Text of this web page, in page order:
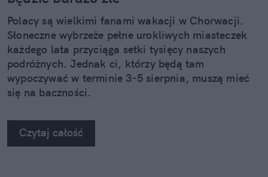
Polacy są wielkimi fanami wakacji w Chorwacji.
Słoneczne wybrzeże pełne urokliwych miasteczek
każdego lata przyciąga setki tysięcy naszych
podróżnych. Jednak ci, którzy będą tam
wypoczywać w terminie 3-5 sierpnia, muszą mieć
się na baczności.
Czytaj całość